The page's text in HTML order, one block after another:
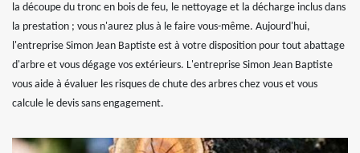
la découpe du tronc en bois de feu, le nettoyage et la décharge inclus dans
la prestation ; vous n'aurez plus à le faire vous-même. Aujourd'hui,
l'entreprise Simon Jean Baptiste est à votre disposition pour tout abattage
d'arbre et vous dégage vos extérieurs. L'entreprise Simon Jean Baptiste
vous aide à évaluer les risques de chute des arbres chez vous et vous
calcule le devis sans engagement.